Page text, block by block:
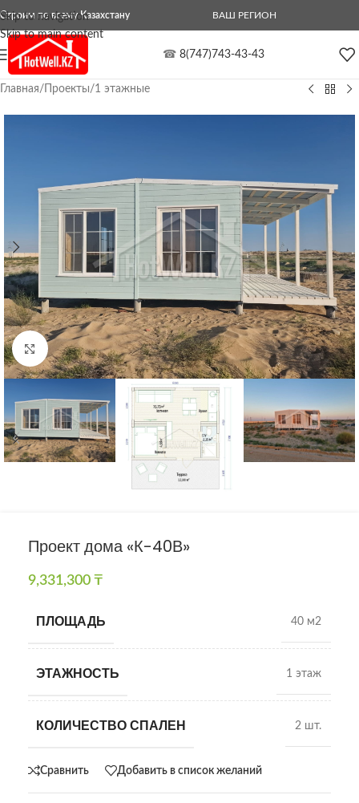
Skip to navigation
Skip to main content
Строим по всему Казахстану ВАШ РЕГИОН
☎ 8(747)743-43-43
Главная/ Проекты/1 этажные
Нажмите, чтобы увеличить
Проект дома «К-40В»
9,331,300 ₸
ПЛОЩАДЬ 40 м2
ЭТАЖНОСТЬ 1 этаж
КОЛИЧЕСТВО СПАЛЕН 2 шт.
Сравнить Добавить в список желаний